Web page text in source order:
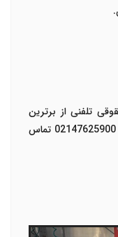
تلفنی از برترین
وکلای ایران با شماره 09212242670 و یا 02147625900 تماس